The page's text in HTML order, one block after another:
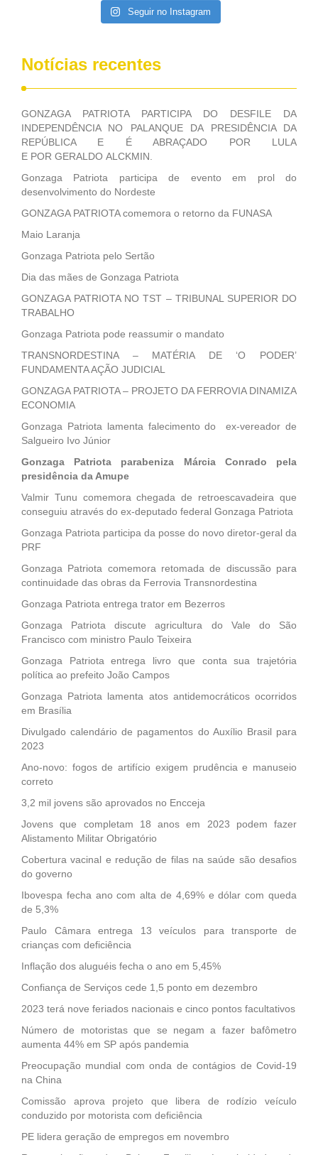
Seguir no Instagram
Notícias recentes
GONZAGA PATRIOTA PARTICIPA DO DESFILE DA
INDEPENDÊNCIA NO PALANQUE DA PRESIDÊNCIA DA
REPÚBLICA E É ABRAÇADO POR LULA
E POR GERALDO ALCKMIN.
Gonzaga Patriota participa de evento em prol do
desenvolvimento do Nordeste
GONZAGA PATRIOTA comemora o retorno da FUNASA
Maio Laranja
Gonzaga Patriota pelo Sertão
Dia das mães de Gonzaga Patriota
GONZAGA PATRIOTA NO TST – TRIBUNAL SUPERIOR DO
TRABALHO
Gonzaga Patriota pode reassumir o mandato
TRANSNORDESTINA – MATÉRIA DE ‘O PODER’
FUNDAMENTA AÇÃO JUDICIAL
GONZAGA PATRIOTA – PROJETO DA FERROVIA DINAMIZA
ECONOMIA
Gonzaga Patriota lamenta falecimento do ex-vereador de
Salgueiro Ivo Júnior
Gonzaga Patriota parabeniza Márcia Conrado pela
presidência da Amupe
Valmir Tunu comemora chegada de retroescavadeira que
conseguiu através do ex-deputado federal Gonzaga Patriota
Gonzaga Patriota participa da posse do novo diretor-geral da
PRF
Gonzaga Patriota comemora retomada de discussão para
continuidade das obras da Ferrovia Transnordestina
Gonzaga Patriota entrega trator em Bezerros
Gonzaga Patriota discute agricultura do Vale do São
Francisco com ministro Paulo Teixeira
Gonzaga Patriota entrega livro que conta sua trajetória
política ao prefeito João Campos
Gonzaga Patriota lamenta atos antidemocráticos ocorridos
em Brasília
Divulgado calendário de pagamentos do Auxílio Brasil para
2023
Ano-novo: fogos de artifício exigem prudência e manuseio
correto
3,2 mil jovens são aprovados no Encceja
Jovens que completam 18 anos em 2023 podem fazer
Alistamento Militar Obrigatório
Cobertura vacinal e redução de filas na saúde são desafios
do governo
Ibovespa fecha ano com alta de 4,69% e dólar com queda
de 5,3%
Paulo Câmara entrega 13 veículos para transporte de
crianças com deficiência
Inflação dos aluguéis fecha o ano em 5,45%
Confiança de Serviços cede 1,5 ponto em dezembro
2023 terá nove feriados nacionais e cinco pontos facultativos
Número de motoristas que se negam a fazer bafômetro
aumenta 44% em SP após pandemia
Preocupação mundial com onda de contágios de Covid-19
na China
Comissão aprova projeto que libera de rodízio veículo
conduzido por motorista com deficiência
PE lidera geração de empregos em novembro